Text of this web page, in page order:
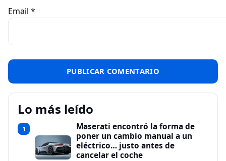
Email *
Lo más leído
1
Maserati encontró la forma de
poner un cambio manual a un
eléctrico… justo antes de
cancelar el coche